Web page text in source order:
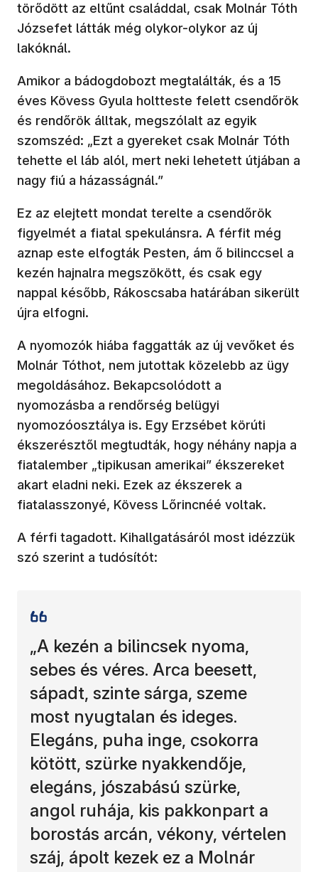
törődött az eltűnt családdal, csak Molnár Tóth
Józsefet látták még olykor-olykor az új
lakóknál.
Amikor a bádogdobozt megtalálták, és a 15
éves Kövess Gyula holtteste felett csendőrök
és rendőrök álltak, megszólalt az egyik
szomszéd: „Ezt a gyereket csak Molnár Tóth
tehette el láb alól, mert neki lehetett útjában a
nagy fiú a házasságnál.”
Ez az elejtett mondat terelte a csendőrök
figyelmét a fiatal spekulánsra. A férfit még
aznap este elfogták Pesten, ám ő bilinccsel a
kezén hajnalra megszökött, és csak egy
nappal később, Rákoscsaba határában sikerült
újra elfogni.
A nyomozók hiába faggatták az új vevőket és
Molnár Tóthot, nem jutottak közelebb az ügy
megoldásához. Bekapcsolódott a
nyomozásba a rendőrség belügyi
nyomozóosztálya is. Egy Erzsébet körúti
ékszerésztől megtudták, hogy néhány napja a
fiatalember „tipikusan amerikai” ékszereket
akart eladni neki. Ezek az ékszerek a
fiatalasszonyé, Kövess Lőrincnéé voltak.
A férfi tagadott. Kihallgatásáról most idézzük
szó szerint a tudósítót:
„A kezén a bilincsek nyoma,
sebes és véres. Arca beesett,
sápadt, szinte sárga, szeme
most nyugtalan és ideges.
Elegáns, puha inge, csokorra
kötött, szürke nyakkendője,
elegáns, jószabású szürke,
angol ruhája, kis pakkonpart a
borostás arcán, vékony, vértelen
száj, ápolt kezek ez a Molnár